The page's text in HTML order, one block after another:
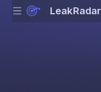
Menu LeakRadar